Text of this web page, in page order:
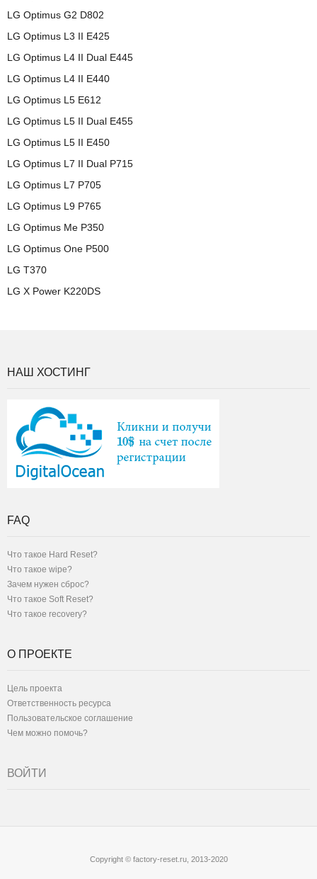
LG Optimus G2 D802
LG Optimus L3 II E425
LG Optimus L4 II Dual E445
LG Optimus L4 II E440
LG Optimus L5 E612
LG Optimus L5 II Dual E455
LG Optimus L5 II E450
LG Optimus L7 II Dual P715
LG Optimus L7 P705
LG Optimus L9 P765
LG Optimus Me P350
LG Optimus One P500
LG T370
LG X Power K220DS
НАШ ХОСТИНГ
FAQ
Что такое Hard Reset?
Что такое wipe?
Зачем нужен сброс?
Что такое Soft Reset?
Что такое recovery?
О ПРОЕКТЕ
Цель проекта
Ответственность ресурса
Пользовательское соглашение
Чем можно помочь?
ВОЙТИ
Copyright © factory-reset.ru, 2013-2020